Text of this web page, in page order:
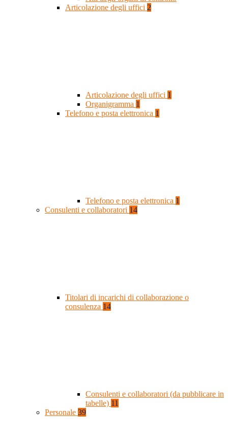
Articolazione degli uffici 2
Articolazione degli uffici 1
Organigramma 1
Telefono e posta elettronica 1
Telefono e posta elettronica 1
Consulenti e collaboratori 14
Titolari di incarichi di collaborazione o
consulenza 14
Consulenti e collaboratori (da pubblicare in
tabelle) 11
Personale 39